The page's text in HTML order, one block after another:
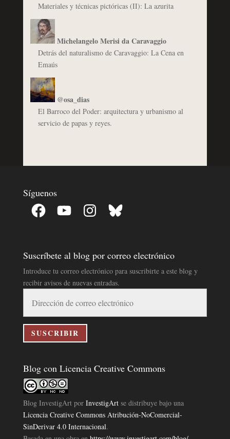
Materiales y técnicas pictóricas (II): La azurita
Michelangelo Merisi da Caravaggio
Detrás del naturalismo de Caravaggio: La Cena en
Emaús
@osa_dias
El Barroco del Poder: arquitectura y urbanismo al
servicio de papas y reyes.
Síguenos
Facebook YouTube InstagramBluesky
Suscríbete al blog por correo electrónico
Introduce tu correo electrónico para suscribirte a este blog y
recibir avisos de nuevas entradas.
correo
electrónico
SUSCRIBIR
Blog con Licencia Creative Commons
Blog InvestigArtpor InvestigArtse distribuye bajo una
Licencia Creative Commons Atribución-NoComercial-
SinDerivar 4.0 Internacional.